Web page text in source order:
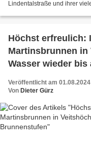
Lindentalstraße und ihrer
Höchst erfreulich:
Martinsbrunnen
Wasser wieder
Veröffentlicht am
Von Dieter Gürz